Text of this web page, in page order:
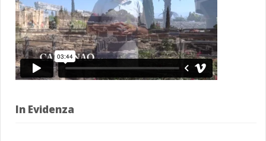
In Evidenza